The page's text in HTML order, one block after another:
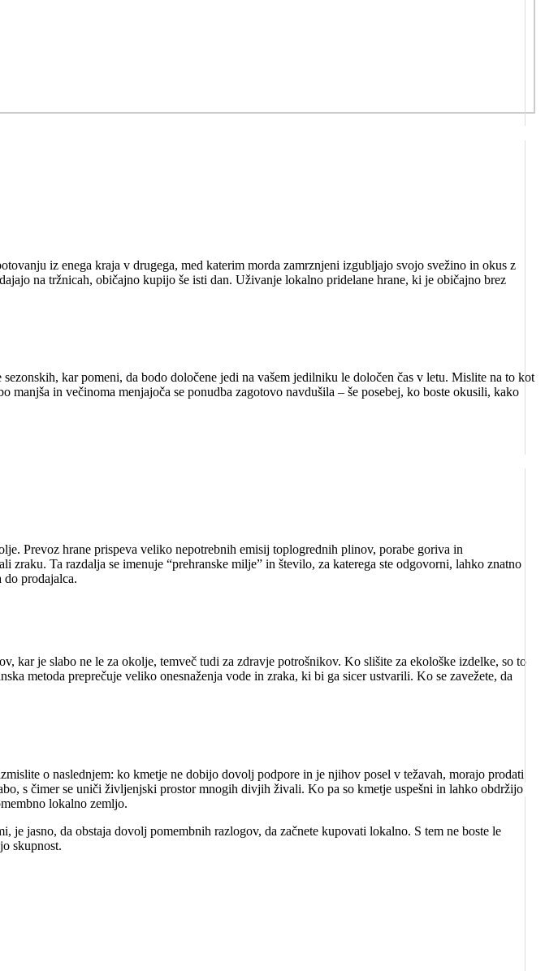
iz enega kraja v drugega, med katerim morda zamrznjeni izgubljajo svojo svežino in okus z
na tržnicah, običajno kupijo še isti dan. Uživanje lokalno pridelane hrane, ki je običajno brez
kar pomeni, da bodo določene jedi na vašem jedilniku le določen čas v letu. Mislite na to kot
in večinoma menjajoča se ponudba zagotovo navdušila – še posebej, ko boste okusili, kako
Prevoz hrane prispeva veliko nepotrebnih emisij toplogrednih plinov, porabe goriva in
Ta razdalja se imenuje “prehranske milje” in število, za katerega ste odgovorni, lahko znatno
do prodajalca.
kar je slabo ne le za okolje, temveč tudi za zdravje potrošnikov. Ko slišite za ekološke izdelke, so to
metoda preprečuje veliko onesnaženja vode in zraka, ki bi ga sicer ustvarili. Ko se zavežete, da
o naslednjem: ko kmetje ne dobijo dovolj podpore in je njihov posel v težavah, morajo prodati
s čimer se uniči življenjski prostor mnogih divjih živali. Ko pa so kmetje uspešni in lahko obdržijo
lokalno zemljo.
jasno, da obstaja dovolj pomembnih razlogov, da začnete kupovati lokalno. S tem ne boste le
skupnost.